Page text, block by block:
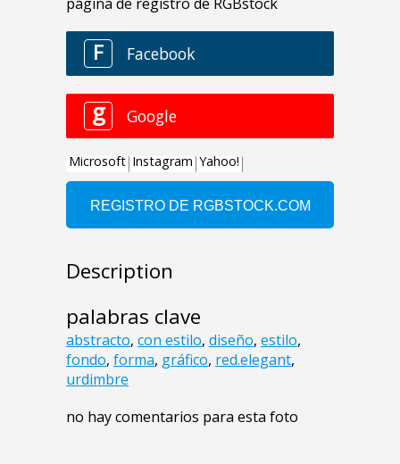
Description
palabras clave
abstracto, con estilo, diseño, estilo,
fondo, forma, gráfico, red.elegant,
urdimbre
no hay comentarios para esta foto